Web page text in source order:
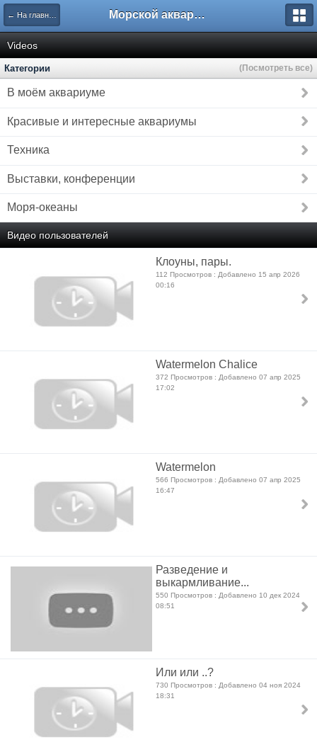
← На главную Морской аквариум. Форумы ReefCentral.ru
Videos
(Посмотреть все)
Категории
В моём аквариуме
Красивые и интересные аквариумы
Техника
Выставки, конференции
Моря-океаны
Видео пользователей
Клоуны, пары.
112 Просмотров : Добавлено 15 апр 2026
00:16
Watermelon Chalice
372 Просмотров : Добавлено 07 апр 2025
17:02
Watermelon
566 Просмотров : Добавлено 07 апр 2025
16:47
Разведение и
выкармливание...
550 Просмотров : Добавлено 10 дек 2024
08:51
Или или ..?
730 Просмотров : Добавлено 04 ноя 2024
18:31